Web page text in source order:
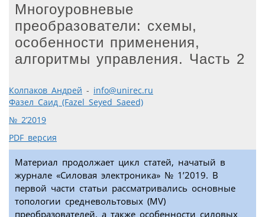
Многоуровневые
преобразователи: схемы,
особенности применения,
алгоритмы управления. Часть 2
Колпаков Андрей - info@unirec.ru
Фазел Саид (Fazel Seyed Saeed)
№ 2’2019
PDF версия
Материал продолжает цикл статей, начатый в
журнале «Силовая электроника» № 1’2019. В
первой части статьи рассматривались основные
топологии средневольтовых (MV)
преобразователей, а также особенности силовых